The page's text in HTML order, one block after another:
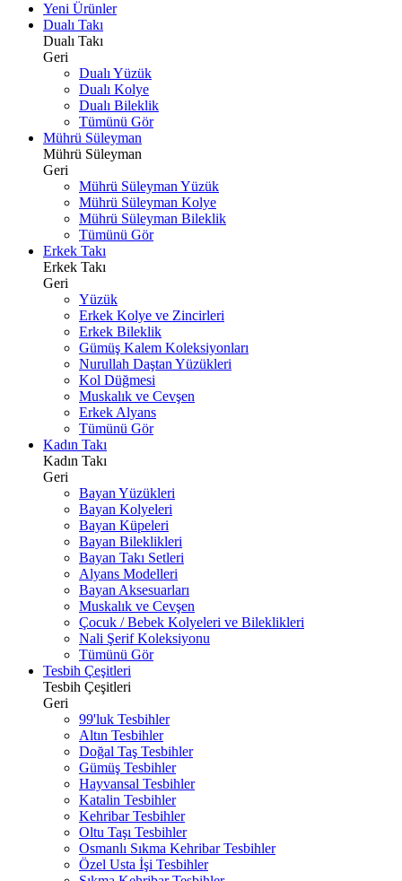
Yeni Ürünler
Dualı Takı
Dualı Takı
Geri
Dualı Yüzük
Dualı Kolye
Dualı Bileklik
Tümünü Gör
Mührü Süleyman
Mührü Süleyman
Geri
Mührü Süleyman Yüzük
Mührü Süleyman Kolye
Mührü Süleyman Bileklik
Tümünü Gör
Erkek Takı
Erkek Takı
Geri
Yüzük
Erkek Kolye ve Zincirleri
Erkek Bileklik
Gümüş Kalem Koleksiyonları
Nurullah Daştan Yüzükleri
Kol Düğmesi
Muskalık ve Cevşen
Erkek Alyans
Tümünü Gör
Kadın Takı
Kadın Takı
Geri
Bayan Yüzükleri
Bayan Kolyeleri
Bayan Küpeleri
Bayan Bileklikleri
Bayan Takı Setleri
Alyans Modelleri
Bayan Aksesuarları
Muskalık ve Cevşen
Çocuk / Bebek Kolyeleri ve Bileklikleri
Nali Şerif Koleksiyonu
Tümünü Gör
Tesbih Çeşitleri
Tesbih Çeşitleri
Geri
99'luk Tesbihler
Altın Tesbihler
Doğal Taş Tesbihler
Gümüş Tesbihler
Hayvansal Tesbihler
Katalin Tesbihler
Kehribar Tesbihler
Oltu Taşı Tesbihler
Osmanlı Sıkma Kehribar Tesbihler
Özel Usta İşi Tesbihler